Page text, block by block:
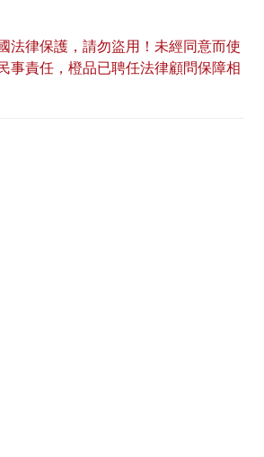
法律保護，請勿盜用！未經同意而使
事責任，橙品已聘任法律顧問保障相